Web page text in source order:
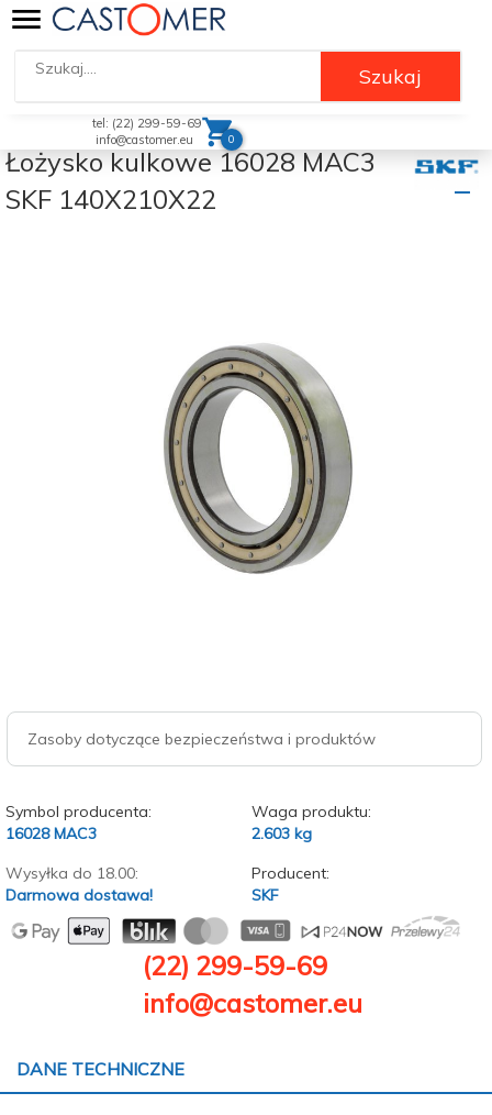
Szukaj
0
tel: (22) 299-59-69
info@castomer.eu
Łożysko kulkowe 16028 MAC3
SKF 140X210X22
Zasoby dotyczące bezpieczeństwa i produktów
Symbol producenta:
16028 MAC3
Waga produktu:
2.603 kg
Wysyłka do 18.00:
Darmowa dostawa!
Producent:
SKF
(22) 299-59-69
info@castomer.eu
DANE TECHNICZNE